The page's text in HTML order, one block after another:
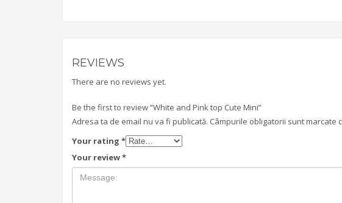
REVIEWS
There are no reviews yet.
Be the first to review “White and Pink top Cute Mini”
Adresa ta de email nu va fi publicată. Câmpurile obligatorii sunt marcate
Your rating *
Your review*